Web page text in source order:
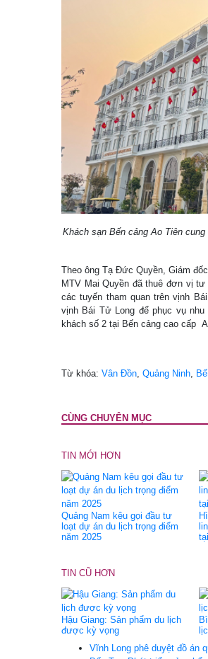
Khách sạn Bến cảng Ao Tiên
Theo ông Tạ Đức Quyền, Giám
MTV Mai Quyền đã thuê đơn vị
các tuyến tham quan trên vịnh
vịnh Bái Tử Long để phục vụ
khách số 2 tại Bến cảng cao cấp
Từ khóa: Vân Đồn Quảng Ninh
CÙNG CHUYÊN MỤC
TIN MỚI HƠN
Quảng Nam kêu gọi đầu tư
loạt dự án du lịch trọng điểm
năm 2025
TIN CŨ HƠN
Hậu Giang: Sản phẩm du lịch
được kỳ vọng
Vĩnh Long phê duyệt đồ án